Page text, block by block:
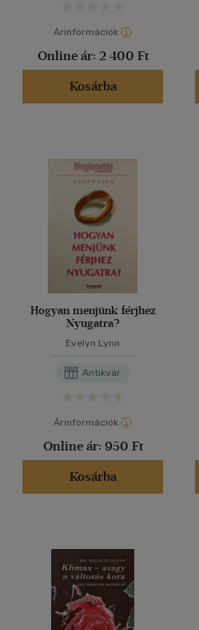
Árinformációk
Online ár: 2 400 Ft
Kosárba
Hogyan menjünk férjhez
Nyugatra?
Evelyn Lynn
Antikvár
Árinformációk
Online ár: 950 Ft
Kosárba